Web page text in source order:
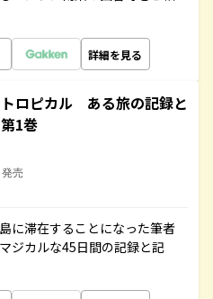
詳細を見る
ロピカル ある旅の記録と
1巻
売
に滞在することになった筆者
ジカルな45日間の記録と記